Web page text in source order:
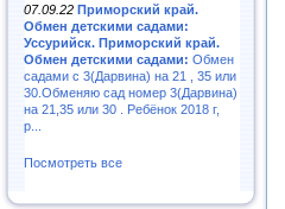
07.09.22 Приморский край.
Обмен детскими садами:
Уссурийск. Приморский край.
Обмен детскими садами: Обмен
садами с 3(Дарвина) на 21 , 35 или
30.Обменяю сад номер 3(Дарвина)
на 21,35 или 30 . Ребёнок 2018 г,
р...
Посмотреть все